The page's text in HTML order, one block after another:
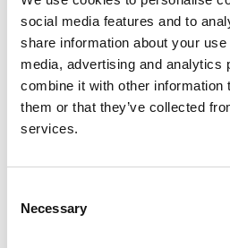
social media features and to
share information about your
media, advertising and analytics
combine it with other information
them or that they’ve collected
services.
Selection
Necessary
PDF format
Comau, un’aziendaStellantis, è
fornitura di soluzioni di
Con 50 anni di esperienza e una
sta aiutando aziende di tutte le
settori a sfruttare i vantaggi
da un impegno continuo nella
robotiche e digitali avanzate per